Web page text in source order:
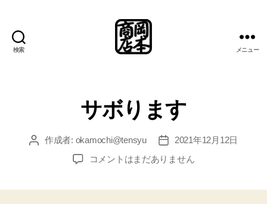
検索
店
総
案
所
メニュー
サボります
投 作成者: okamochi@tensyu
投
稿
日
2021年12月12日
サ
コメントはまだありません